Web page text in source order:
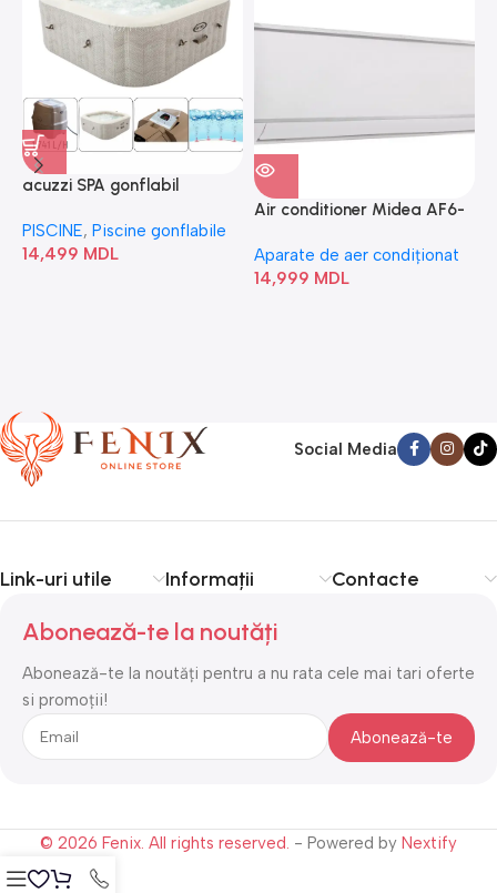
acuzzi SPA gonflabil
Bubble” 28446
PISCINE, Piscine gonflabile
14,499 MDL
Air conditioner Midea AF6-
Aparate de aer condiționat
14,999 MDL
Social Media
Link-uri utile Informații Contacte
Abonează-te la noutăți
Abonează-te la noutăți pentru a nu rata cele mai tari oferte
si promoții!
© 2026 Fenix. All rights reserved. - Powered by Nextify